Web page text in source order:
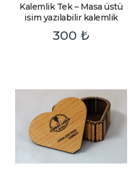
Kalemlik Tek – Masa üstü
isim yazılabilir kalemlik
300 ₺